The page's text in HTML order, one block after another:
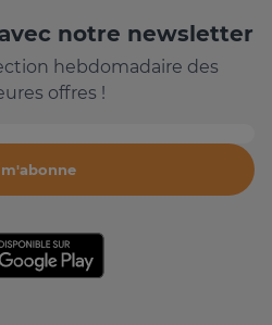
notre newsletter
hebdomadaire des
offres !